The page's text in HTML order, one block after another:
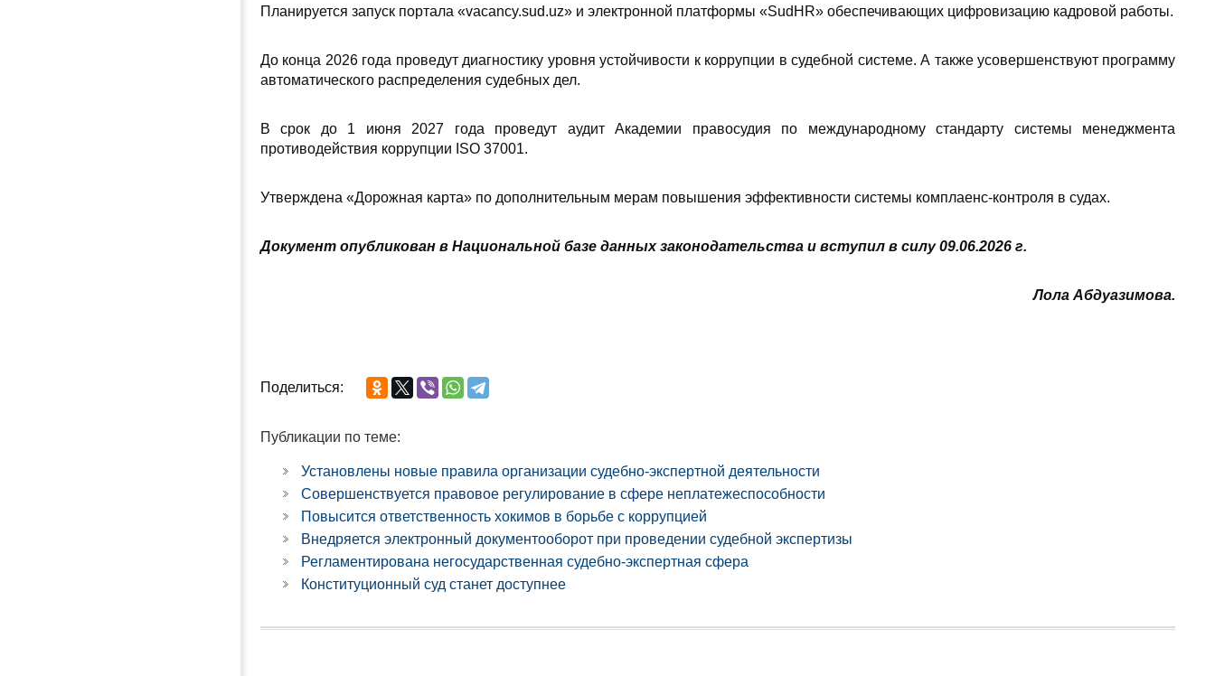
Планируется запуск портала «vacancy.sud.uz» и электронной платформы «SudHR» обеспечивающих цифровизацию кадровой работы.
До конца 2026 года проведут диагностику уровня устойчивости к коррупции в судебной системе. А также усовершенствуют программу
автоматического распределения судебных дел.
В срок до 1 июня 2027 года проведут аудит Академии правосудия по международному стандарту системы менеджмента
противодействия коррупции ISO 37001.
Утверждена «Дорожная карта» по дополнительным мерам повышения эффективности системы комплаенс-контроля в судах.
Документ опубликован в Национальной базе данных законодательства и вступил в силу 09.06.2026 г.
Лола Абдуазимова.
Поделиться:
Публикации по теме:
Установлены новые правила организации судебно-экспертной деятельности
Совершенствуется правовое регулирование в сфере неплатежеспособности
Повысится ответственность хокимов в борьбе с коррупцией
Внедряется электронный документооборот при проведении судебной экспертизы
Регламентирована негосударственная судебно-экспертная сфера
Конституционный суд станет доступнее